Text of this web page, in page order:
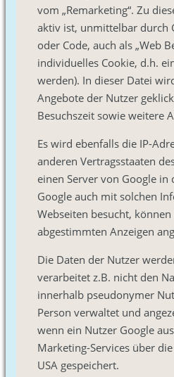
vom „Remarketing“. Zu
aktiv ist, unmittelbar durch
oder Code, auch als „Web
individuelles Cookie, d.h.
werden). In dieser Datei
Angebote der Nutzer
Besuchszeit sowie weitere
Es wird ebenfalls die IP-
anderen Vertragsstaaten
einen Server von Google
Google auch mit solchen
Webseiten besucht,
abgestimmten Anzeigen
Die Daten der Nutzer
verarbeitet z.B. nicht den
innerhalb pseudonymer
Person verwaltet und
wenn ein Nutzer Google
Marketing-Services über
USA gespeichert.